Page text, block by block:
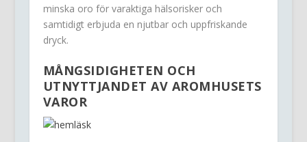
minska oro för varaktiga hälsorisker och
samtidigt erbjuda en njutbar och uppfriskande
dryck.
MÅNGSIDIGHETEN OCH
UTNYTTJANDET AV AROMHUSETS
VAROR